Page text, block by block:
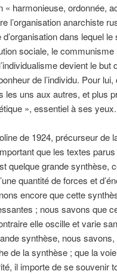
harmonieuse, ordonnée,
l’organisation anarchiste
d’organisation dans lequel
sociale, le communisme
devient le
de l’individu. Pour
les uns aux autres, et plus
», essentiel à ses yeux.
de 1924, précurseur de
que les textes
quelque grande synthèse,
quantité de forces et
encore que cette
; nous savons que
elle oscille et varie
synthèse, nous
de la synthèse ; que la
il importe de se souvenir